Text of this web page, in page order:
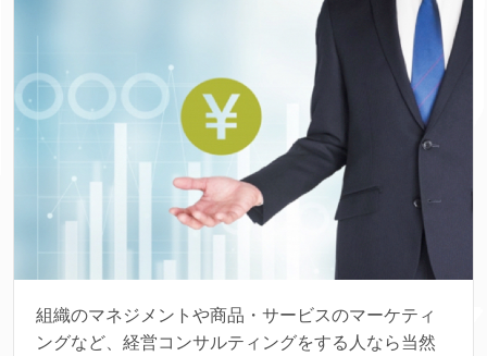
組織のマネジメントや商品・サービスのマーケティ
ングなど、経営コンサルティングをする人なら当然